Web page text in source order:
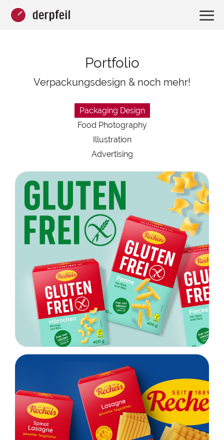
Portfolio
Verpackungsdesign & noch mehr!
Packaging Design
Food Photography
Illustration
Advertising